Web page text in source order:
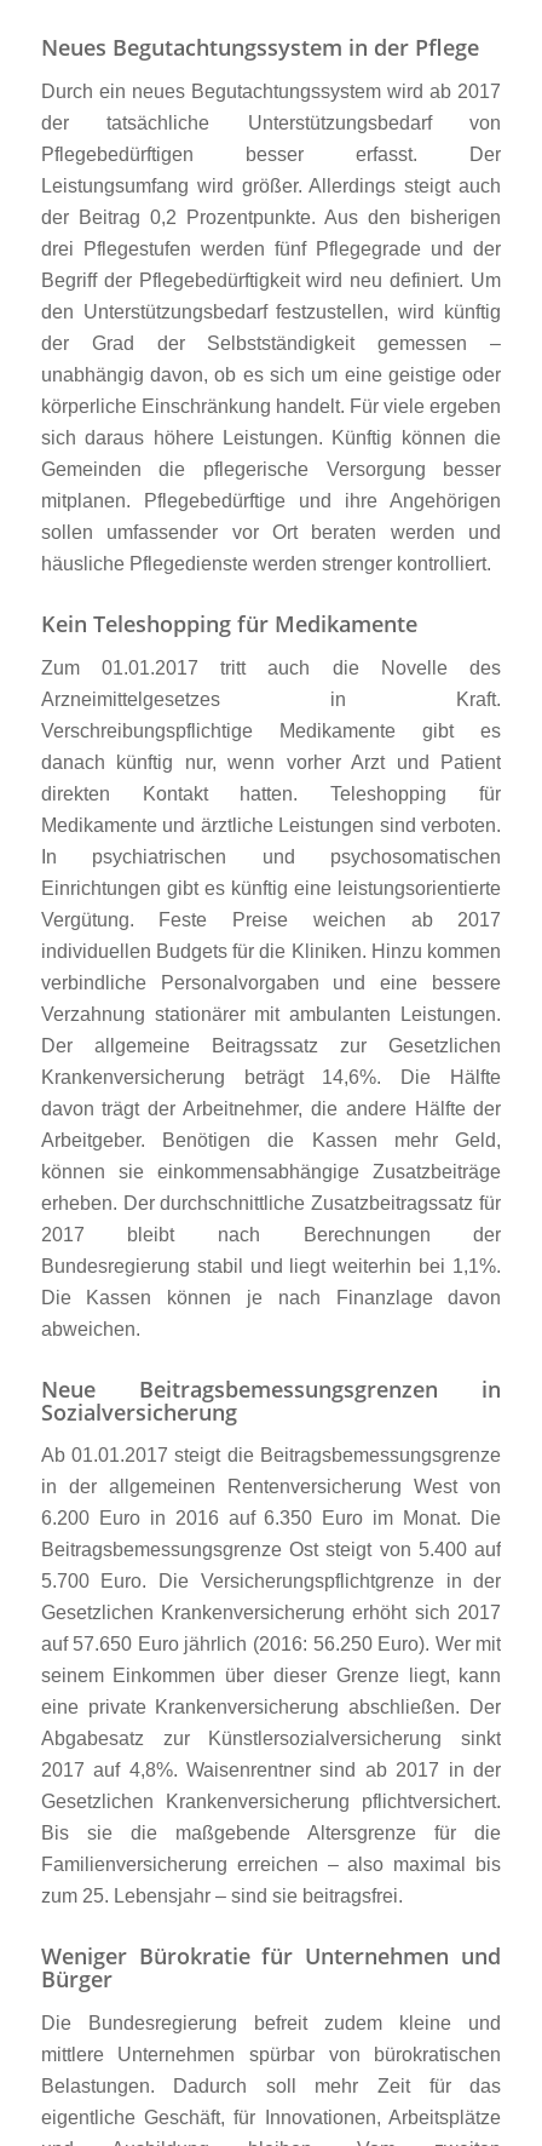
Neues Begutachtungssystem in der Pflege
Durch ein neues Begutachtungssystem wird ab 2017
der tatsächliche Unterstützungsbedarf von
Pflegebedürftigen besser erfasst. Der
Leistungsumfang wird größer. Allerdings steigt auch
der Beitrag 0,2 Prozentpunkte. Aus den bisherigen
drei Pflegestufen werden fünf Pflegegrade und der
Begriff der Pflegebedürftigkeit wird neu definiert. Um
den Unterstützungsbedarf festzustellen, wird künftig
der Grad der Selbstständigkeit gemessen –
unabhängig davon, ob es sich um eine geistige oder
körperliche Einschränkung handelt. Für viele ergeben
sich daraus höhere Leistungen. Künftig können die
Gemeinden die pflegerische Versorgung besser
mitplanen. Pflegebedürftige und ihre Angehörigen
sollen umfassender vor Ort beraten werden und
häusliche Pflegedienste werden strenger kontrolliert.
Kein Teleshopping für Medikamente
Zum 01.01.2017 tritt auch die Novelle des
Arzneimittelgesetzes in Kraft.
Verschreibungspflichtige Medikamente gibt es
danach künftig nur, wenn vorher Arzt und Patient
direkten Kontakt hatten. Teleshopping für
Medikamente und ärztliche Leistungen sind verboten.
In psychiatrischen und psychosomatischen
Einrichtungen gibt es künftig eine leistungsorientierte
Vergütung. Feste Preise weichen ab 2017
individuellen Budgets für die Kliniken. Hinzu kommen
verbindliche Personalvorgaben und eine bessere
Verzahnung stationärer mit ambulanten Leistungen.
Der allgemeine Beitragssatz zur Gesetzlichen
Krankenversicherung beträgt 14,6%. Die Hälfte
davon trägt der Arbeitnehmer, die andere Hälfte der
Arbeitgeber. Benötigen die Kassen mehr Geld,
können sie einkommensabhängige Zusatzbeiträge
erheben. Der durchschnittliche Zusatzbeitragssatz für
2017 bleibt nach Berechnungen der
Bundesregierung stabil und liegt weiterhin bei 1,1%.
Die Kassen können je nach Finanzlage davon
abweichen.
Neue Beitragsbemessungsgrenzen in
Sozialversicherung
Ab 01.01.2017 steigt die Beitragsbemessungsgrenze
in der allgemeinen Rentenversicherung West von
6.200 Euro in 2016 auf 6.350 Euro im Monat. Die
Beitragsbemessungsgrenze Ost steigt von 5.400 auf
5.700 Euro. Die Versicherungspflichtgrenze in der
Gesetzlichen Krankenversicherung erhöht sich 2017
auf 57.650 Euro jährlich (2016: 56.250 Euro). Wer mit
seinem Einkommen über dieser Grenze liegt, kann
eine private Krankenversicherung abschließen. Der
Abgabesatz zur Künstlersozialversicherung sinkt
2017 auf 4,8%. Waisenrentner sind ab 2017 in der
Gesetzlichen Krankenversicherung pflichtversichert.
Bis sie die maßgebende Altersgrenze für die
Familienversicherung erreichen – also maximal bis
zum 25. Lebensjahr – sind sie beitragsfrei.
Weniger Bürokratie für Unternehmen und
Bürger
Die Bundesregierung befreit zudem kleine und
mittlere Unternehmen spürbar von bürokratischen
Belastungen. Dadurch soll mehr Zeit für das
eigentliche Geschäft, für Innovationen, Arbeitsplätze